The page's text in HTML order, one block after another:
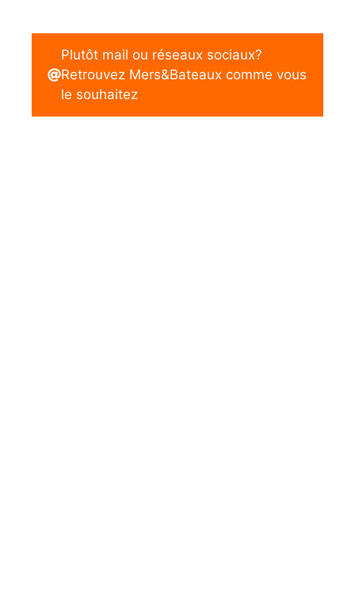
Plutôt mail ou réseaux sociaux?
Retrouvez Mers&Bateaux comme vous
le souhaitez